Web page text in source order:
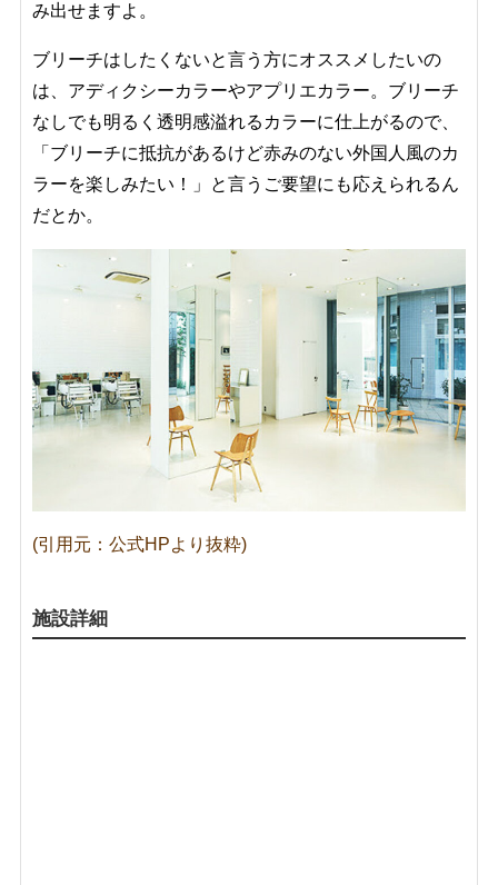
み出せますよ。
ブリーチはしたくないと言う方にオススメしたいの
は、アディクシーカラーやアプリエカラー。ブリーチ
なしでも明るく透明感溢れるカラーに仕上がるので、
「ブリーチに抵抗があるけど赤みのない外国人風のカ
ラーを楽しみたい！」と言うご要望にも応えられるん
だとか。
(引用元：公式HPより抜粋)
施設詳細